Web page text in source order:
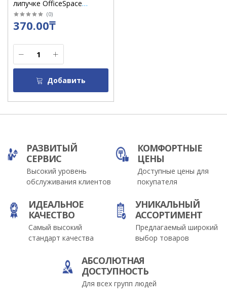
липучке OfficeSpace
"Reception" зелёный
корпус, синий стержень
(0)
370.00₸
Добавить
РАЗВИТЫЙ
СЕРВИС
Высокий уровень
обслуживания клиентов
КОМФОРТНЫЕ
ЦЕНЫ
Доступные цены для
покупателя
ИДЕАЛЬНОЕ
КАЧЕСТВО
Самый высокий
стандарт качества
УНИКАЛЬНЫЙ
АССОРТИМЕНТ
Предлагаемый широкий
выбор товаров
АБСОЛЮТНАЯ
ДОСТУПНОСТЬ
Для всех групп людей